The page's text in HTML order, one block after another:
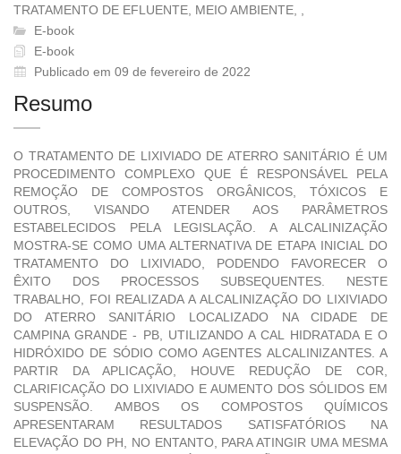
TRATAMENTO DE EFLUENTE, MEIO AMBIENTE, ,
E-book
E-book
Publicado em 09 de fevereiro de 2022
Resumo
O TRATAMENTO DE LIXIVIADO DE ATERRO SANITÁRIO É UM
PROCEDIMENTO COMPLEXO QUE É RESPONSÁVEL PELA
REMOÇÃO DE COMPOSTOS ORGÂNICOS, TÓXICOS E
OUTROS, VISANDO ATENDER AOS PARÂMETROS
ESTABELECIDOS PELA LEGISLAÇÃO. A ALCALINIZAÇÃO
MOSTRA-SE COMO UMA ALTERNATIVA DE ETAPA INICIAL DO
TRATAMENTO DO LIXIVIADO, PODENDO FAVORECER O
ÊXITO DOS PROCESSOS SUBSEQUENTES. NESTE
TRABALHO, FOI REALIZADA A ALCALINIZAÇÃO DO LIXIVIADO
DO ATERRO SANITÁRIO LOCALIZADO NA CIDADE DE
CAMPINA GRANDE - PB, UTILIZANDO A CAL HIDRATADA E O
HIDRÓXIDO DE SÓDIO COMO AGENTES ALCALINIZANTES. A
PARTIR DA APLICAÇÃO, HOUVE REDUÇÃO DE COR,
CLARIFICAÇÃO DO LIXIVIADO E AUMENTO DOS SÓLIDOS EM
SUSPENSÃO. AMBOS OS COMPOSTOS QUÍMICOS
APRESENTARAM RESULTADOS SATISFATÓRIOS NA
ELEVAÇÃO DO PH, NO ENTANTO, PARA ATINGIR UMA MESMA